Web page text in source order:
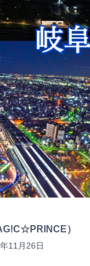
）
11月26日